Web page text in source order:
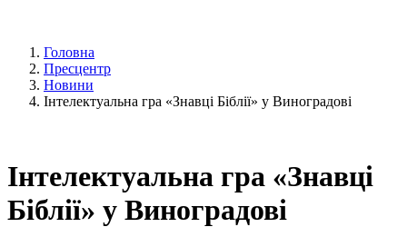
Головна
Пресцентр
Новини
Інтелектуальна гра «Знавці Біблії» у Виноградові
Інтелектуальна гра «Знавці
Біблії» у Виноградові